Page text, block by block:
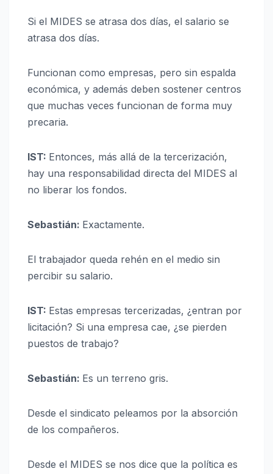
Si el MIDES se atrasa dos días, el salario se
atrasa dos días.
Funcionan como empresas, pero sin espalda
económica, y además deben sostener centros
que muchas veces funcionan de forma muy
precaria.
IST: Entonces, más allá de la tercerización,
hay una responsabilidad directa del MIDES al
no liberar los fondos.
Sebastián: Exactamente.
El trabajador queda rehén en el medio sin
percibir su salario.
IST: Estas empresas tercerizadas, ¿entran por
licitación? Si una empresa cae, ¿se pierden
puestos de trabajo?
Sebastián: Es un terreno gris.
Desde el sindicato peleamos por la absorción
de los compañeros.
Desde el MIDES se nos dice que la política es